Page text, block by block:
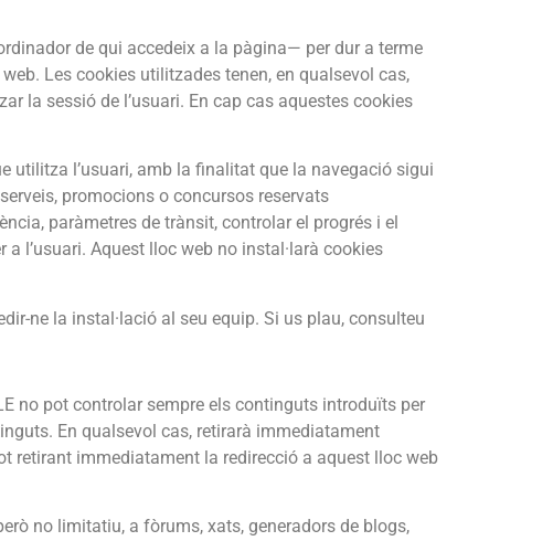
de qui accedeix a la pàgina— per dur a terme
Les cookies utilitzades tenen, en qualsevol cas,
la sessió de l’usuari. En cap cas aquestes cookies
utilitza l’usuari, amb la finalitat que la navegació sigui
promocions o concursos reservats
paràmetres de trànsit, controlar el progrés i el
l’usuari. Aquest lloc web no instal·larà cookies
ne la instal·lació al seu equip. Si us plau, consulteu
no pot controlar sempre els continguts introduïts per
En qualsevol cas, retirarà immediatament
retirant immediatament la redirecció a aquest lloc web
no limitatiu, a fòrums, xats, generadors de blogs,